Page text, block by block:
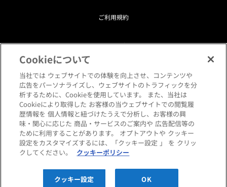
Copyright © HANKYU HOME STYLING Co.,LTD All rights reserved.
ご利用規約
プライバシーポリシー
クッキーポリシー
閲覧環境について
サイトマップ
Cookieについて
当社では ウェブサイトでの体験を向上させ、コンテンツや
広告をパーソナライズし、ウェブサイトのトラフィックを分
析するために、Cookieを使用しています。 また、当社は
Cookieにより取得した お客様の当ウェブサイトでの閲覧履
歴情報を 個人情報と紐づけたうえで分析し、お客様の興
味・関心に応じた 商品・サービスのご案内や 広告配信等の
ために利用することがあります。 オプトアウトや クッキー
設定をカスタマイズするには、「クッキー設定 」 を クリッ
クしてください。
クッキーポリシー
クッキー設定 OK